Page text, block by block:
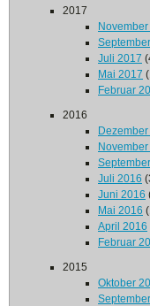
2017
Juli 2017
Mai 2017
Februar
2016
Juli 2016
Juni 2016
Mai 2016
April 2016
Februar
2015
Oktober